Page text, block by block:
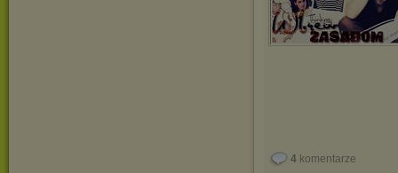
4 komentarze